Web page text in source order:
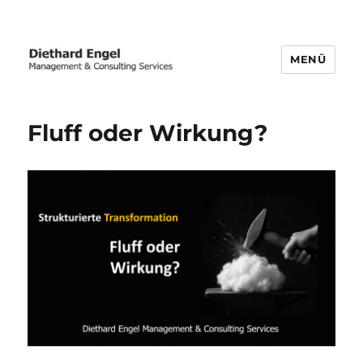
merger Integration | Carve-out
MENÜ
Fluff oder Wirkung?